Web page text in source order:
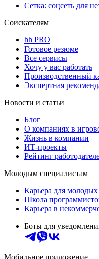
Сетка: соцсеть для
Соискателям
hh PRO
Готовое резюме
Все сервисы
Хочу у вас работать
Производственный
Экспертная
Новости и статьи
Блог
О компаниях в
Жизнь в компании
ИТ-проекты
Рейтинг
Молодым специалистам
Карьера для
Школа
Карьера в
Боты для
Мобильное приложение